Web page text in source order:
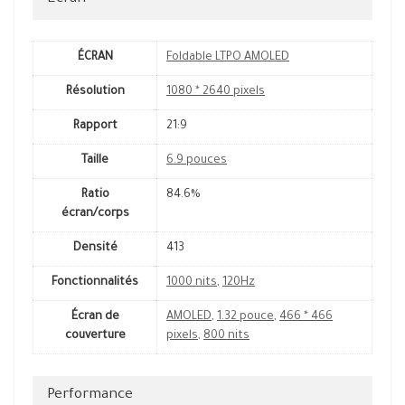
ÉCRAN Foldable LTPO AMOLED
Résolution 1080 * 2640 pixels
Rapport 21:9
Taille 6.9 pouces
Ratio
écran/corps
84.6%
Densité 413
Fonctionnalités 1000 nits, 120Hz
Écran de
couverture
AMOLED, 1.32 pouce, 466 * 466
pixels, 800 nits
Performance